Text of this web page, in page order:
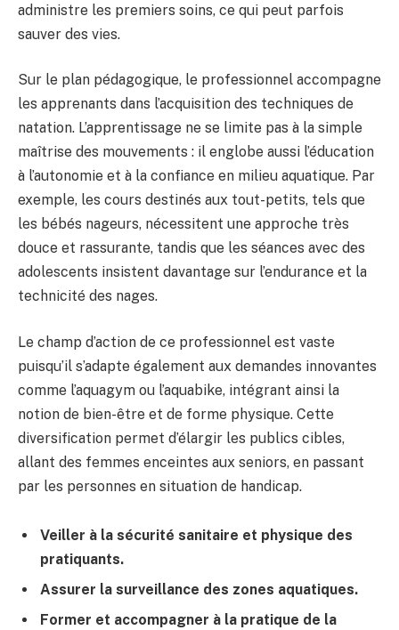
administre les premiers soins, ce qui peut parfois
sauver des vies.
Sur le plan pédagogique, le professionnel accompagne
les apprenants dans l’acquisition des techniques de
natation. L’apprentissage ne se limite pas à la simple
maîtrise des mouvements : il englobe aussi l’éducation
à l’autonomie et à la confiance en milieu aquatique. Par
exemple, les cours destinés aux tout-petits, tels que
les bébés nageurs, nécessitent une approche très
douce et rassurante, tandis que les séances avec des
adolescents insistent davantage sur l’endurance et la
technicité des nages.
Le champ d’action de ce professionnel est vaste
puisqu’il s’adapte également aux demandes innovantes
comme l’aquagym ou l’aquabike, intégrant ainsi la
notion de bien-être et de forme physique. Cette
diversification permet d’élargir les publics cibles,
allant des femmes enceintes aux seniors, en passant
par les personnes en situation de handicap.
Veiller à la sécurité sanitaire et physique des
pratiquants.
Assurer la surveillance des zones aquatiques.
Former et accompagner à la pratique de la